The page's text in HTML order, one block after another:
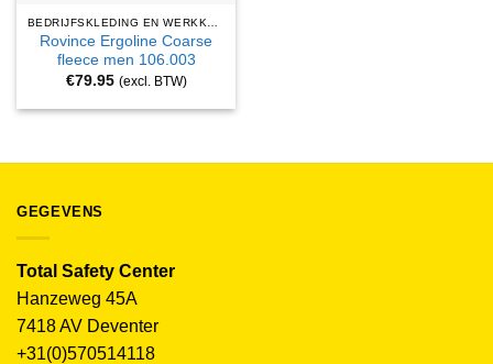
Rovince Ergoline Coarse
fleece men 106.003
€79.95 (excl. BTW)
GEGEVENS
Total Safety Center
Hanzeweg 45A
7418 AV Deventer
+31(0)570514118